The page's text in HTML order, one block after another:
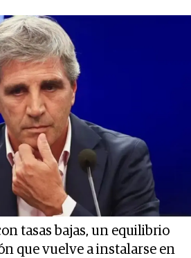
tasas bajas, un equilibrio
que vuelve a instalarse en